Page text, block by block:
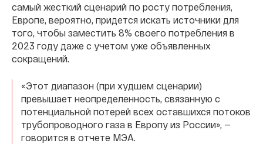
самый жесткий сценарий по росту потребления,
Европе, вероятно, придется искать источники для
того, чтобы заместить 8% своего потребления в
2023 году даже с учетом уже объявленных
сокращений.
«Этот диапазон (при худшем сценарии)
превышает неопределенность, связанную с
потенциальной потерей всех оставшихся потоков
трубопроводного газа в Европу из России», —
говорится в отчете МЭА.